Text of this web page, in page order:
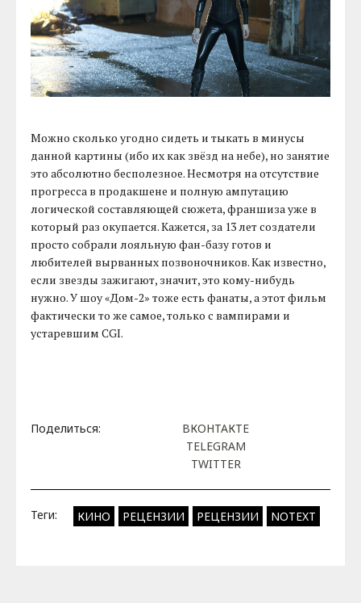
Можно сколько угодно сидеть и тыкать в минусы
данной картины (ибо их как звёзд на небе), но занятие
это абсолютно бесполезное. Несмотря на отсутствие
прогресса в продакшене и полную ампутацию
логической составляющей сюжета, франшиза уже в
который раз окупается. Кажется, за 13 лет создатели
просто собрали лояльную фан-базу готов и
любителей вырванных позвоночников. Как известно,
если звезды зажигают, значит, это кому-нибудь
нужно. У шоу «Дом-2» тоже есть фанаты, а этот фильм
фактически то же самое, только с вампирами и
устаревшим CGI.
Поделиться:
ВКОНТАКТЕ
TELEGRAM
TWITTER
Теги: КИНО РЕЦЕНЗИИ РЕЦЕНЗИИ NOTEXT